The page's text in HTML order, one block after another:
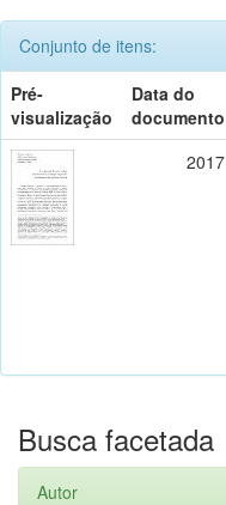
Conjunto de itens:
Pré-
visualização
Data do
documento
2017
Busca facetada
Autor